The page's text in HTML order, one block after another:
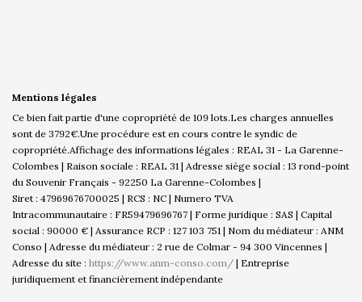
Mentions légales
Ce bien fait partie d'une copropriété de 109 lots.Les charges annuelles
sont de 3792€.Une procédure est en cours contre le syndic de
copropriété.Affichage des informations légales : REAL 31 - La Garenne-
Colombes | Raison sociale : REAL 31 | Adresse siège social : 13 rond-point
du Souvenir Français - 92250 La Garenne-Colombes |
Siret : 47969676700025 | RCS : NC | Numero TVA
Intracommunautaire : FR59479696767 | Forme juridique : SAS | Capital
social : 90000 € | Assurance RCP : 127 103 751 | Nom du médiateur : ANM
Conso | Adresse du médiateur : 2 rue de Colmar - 94 300 Vincennes |
Adresse du site : https://www.anm-conso.com/ | Entreprise
juridiquement et financièrement indépendante